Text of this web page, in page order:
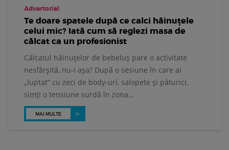
Advertorial
Te doare spatele după ce calci hăinuțele
celui mic? Iată cum să reglezi masa de
călcat ca un profesionist
Călcatul hăinuțelor de bebeluș pare o activitate
nesfârșită, nu-i așa? După o sesiune în care ai
„luptat” cu zeci de body-uri, salopete și păturici,
simți o tensiune surdă în zona...
MAI MULTE